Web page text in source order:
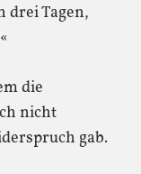
drei Tagen,
die
nicht
gab.